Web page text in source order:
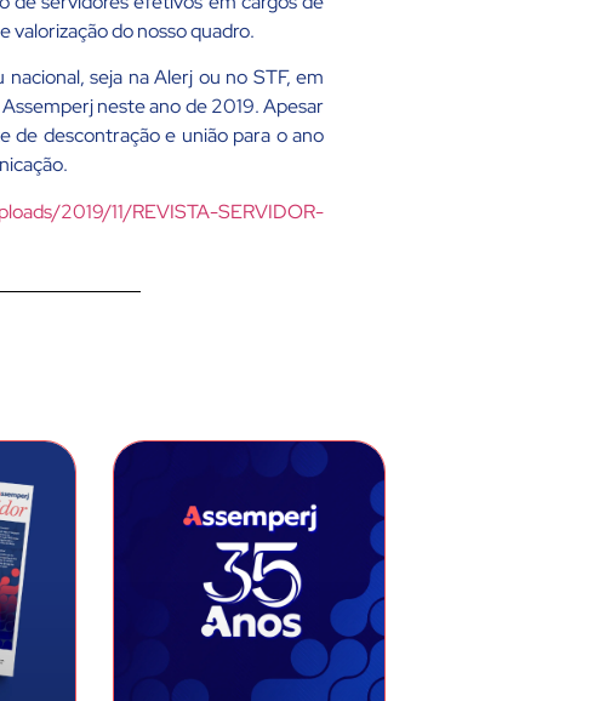
valorização do nosso quadro.
seja na Alerj ou no STF, em
neste ano de 2019. Apesar
de descontração e união para o ano
2019/11/REVISTA-SERVIDOR-